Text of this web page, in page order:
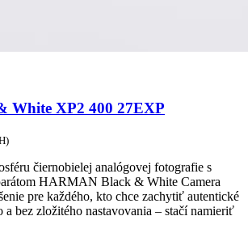
White XP2 400 27EXP
čiernobielej analógovej fotografie s
HARMAN Black & White Camera
pre každého, kto chce zachytiť autentické
a bez zložitého nastavovania – stačí namieriť